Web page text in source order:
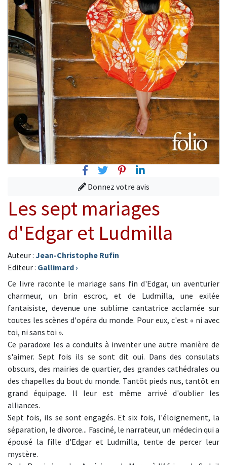
FacebookTwitterPinterest
Linkedin
Donnez votre avis
Les sept mariages
d'Edgar et Ludmilla
Auteur : Jean-Christophe Rufin
Editeur : Gallimard ›
Ce livre raconte le mariage sans fin d'Edgar, un aventurier
charmeur, un brin escroc, et de Ludmilla, une exilée
fantaisiste, devenue une sublime cantatrice acclamée sur
toutes les scènes d'opéra du monde. Pour eux, c'est « ni avec
toi, ni sans toi ».
Ce paradoxe les a conduits à inventer une autre manière de
s'aimer. Sept fois ils se sont dit oui. Dans des consulats
obscurs, des mairies de quartier, des grandes cathédrales ou
des chapelles du bout du monde. Tantôt pieds nus, tantôt en
grand équipage. Il leur est même arrivé d'oublier les
alliances.
Sept fois, ils se sont engagés. Et six fois, l'éloignement, la
séparation, le divorce... Fasciné, le narrateur, un médecin qui a
épousé la fille d'Edgar et Ludmilla, tente de percer leur
mystère.